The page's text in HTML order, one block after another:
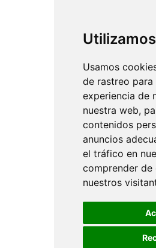
Usamos
de rastreo para
experiencia de
nuestra web,
contenidos
anuncios
el tráfico en
comprender de
nuestros